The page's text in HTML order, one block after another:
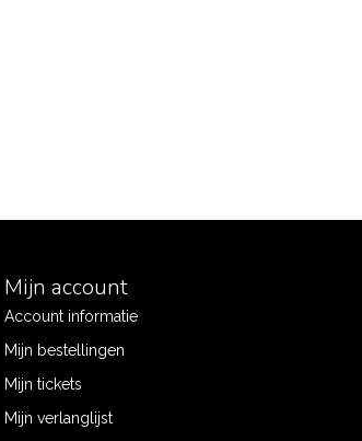
Mijn account
Account informatie
Mijn bestellingen
Mijn tickets
Mijn verlanglijst